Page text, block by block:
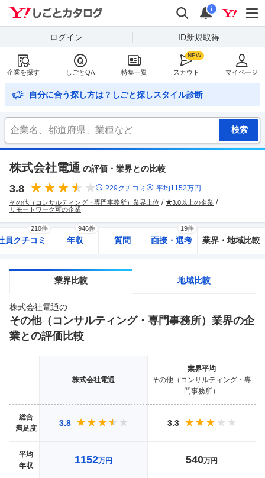
検索
通知
i
ログイン ID新規取得
企業を探す しごとQA 特集一覧 スカウト マイページ
自分に合う探し方は？しごと探しスタイル診断
株式会社電通 の評価・業界との比較
3.8 229クチコミ 平均1152万円
その他（コンサルティング・専門事務所）業界上位
3.0以上の企業
リモートワーク可の企業
員クチコミ
210件
年収
946件
質問 面接・選考
19件
業界・地域比較
業界比較 地域比較
株式会社電通の
その他（コンサルティング・専門事務所） 業界の企
業との評価比較
株式会社電通
業界平均
その他（コンサルティング・専
門事務所）
総合
満足度
3.8 3.3
平均
年収
1152万円 540万円